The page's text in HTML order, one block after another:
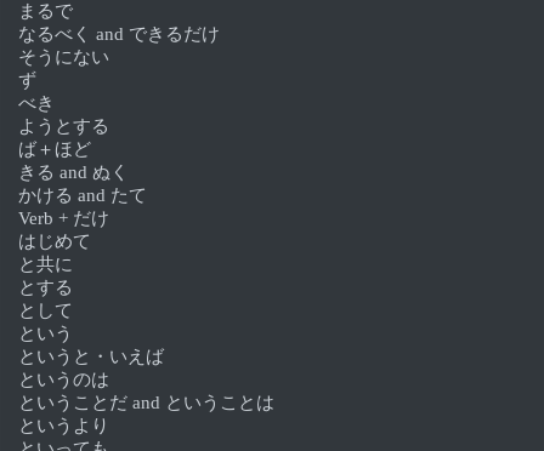
まるで
なるべく and できるだけ
そうにない
ず
べき
ようとする
ば＋ほど
きる and ぬく
かける and たて
Verb + だけ
はじめて
と共に
とする
として
という
というと・いえば
というのは
ということだ and ということは
というより